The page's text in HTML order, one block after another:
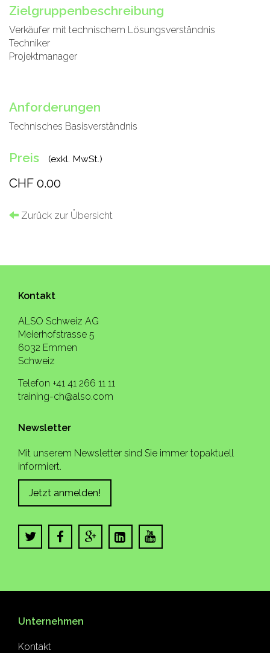
Zielgruppenbeschreibung
Verkäufer mit technischem Lösungsverständnis
Techniker
Projektmanager
Anforderungen
Technisches Basisverständnis
Preis (exkl. MwSt.)
CHF 0.00
Zurück zur Übersicht
Kontakt
ALSO Schweiz AG
Meierhofstrasse 5
6032 Emmen
Schweiz
Telefon +41 41 266 11 11
training-ch@also.com
Newsletter
Mit unserem Newsletter sind Sie immer topaktuell
informiert.
Jetzt anmelden!
Unternehmen
Kontakt